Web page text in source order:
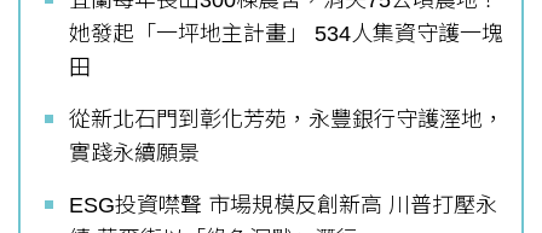
她發起「一坪地主計畫」 534人集資守護一塊
田
從新北石門到彰化芳苑，永豐銀行守護溼地，
實踐永續願景
ESG投資噤聲 市場規模反創新高 川普打壓永